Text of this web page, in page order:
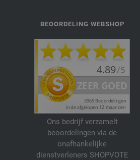
BEOORDELING WEBSHOP
Ons bedrijf verzamelt
beoordelingen via de
onafhankelijke
dienstverleners SHOPVOTE